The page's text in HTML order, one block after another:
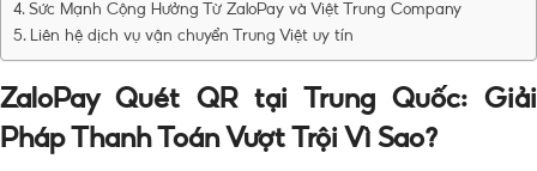
Sức Mạnh Cộng Hưởng Từ ZaloPay và Việt Trung Company
Liên hệ dịch vụ vận chuyển Trung Việt uy tín
ZaloPay Quét QR tại Trung Quốc: Giải
Pháp Thanh Toán Vượt Trội Vì Sao?